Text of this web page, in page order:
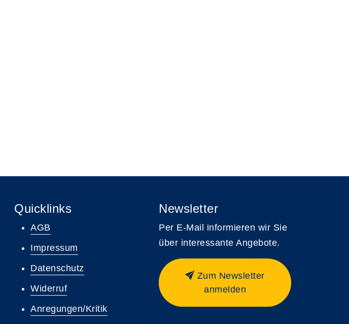
Quicklinks
AGB
Impressum
Datenschutz
Widerruf
Anregungen/Kritik
Newsletter
Per E-Mail informieren wir Sie
über interessante Angebote.
Zum Newsletter
anmelden